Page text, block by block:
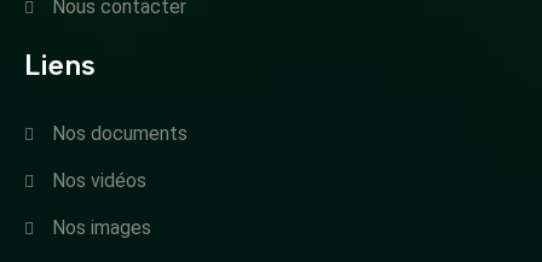
Nous contacter
Liens
Nos documents
Nos vidéos
Nos images